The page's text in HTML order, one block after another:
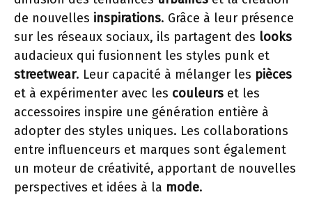
de nouvelles inspirations. Grâce à leur présence
sur les réseaux sociaux, ils partagent des looks
audacieux qui fusionnent les styles punk et
streetwear. Leur capacité à mélanger les pièces
et à expérimenter avec les couleurs et les
accessoires inspire une génération entière à
adopter des styles uniques. Les collaborations
entre influenceurs et marques sont également
un moteur de créativité, apportant de nouvelles
perspectives et idées à la mode.